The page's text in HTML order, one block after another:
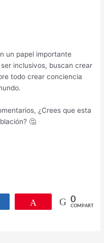
un papel importante
inclusivos, buscan crear
todo crear conciencia
¿Crees que esta
🤔
Compartir 0
COMPARTIR